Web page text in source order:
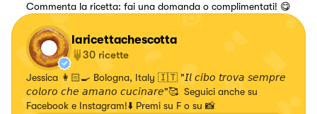
Commenta la ricetta: fai una domanda o complimentati! 😋
laricettachescotta
30 ricette
Jessica 👩🏻‍🍳 Bologna, Italy 🇮🇹 "𝘐𝘭 𝘤𝘪𝘣𝘰 𝘵𝘳𝘰𝘷𝘢 𝘴𝘦𝘮𝘱𝘳𝘦
𝘤𝘰𝘭𝘰𝘳𝘰 𝘤𝘩𝘦 𝘢𝘮𝘢𝘯𝘰 𝘤𝘶𝘤𝘪𝘯𝘢𝘳𝘦"🥰 Seguici anche su
Facebook e Instagram!⬇️ Premi su F o su 📸